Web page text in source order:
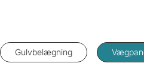
Gulvbelægning